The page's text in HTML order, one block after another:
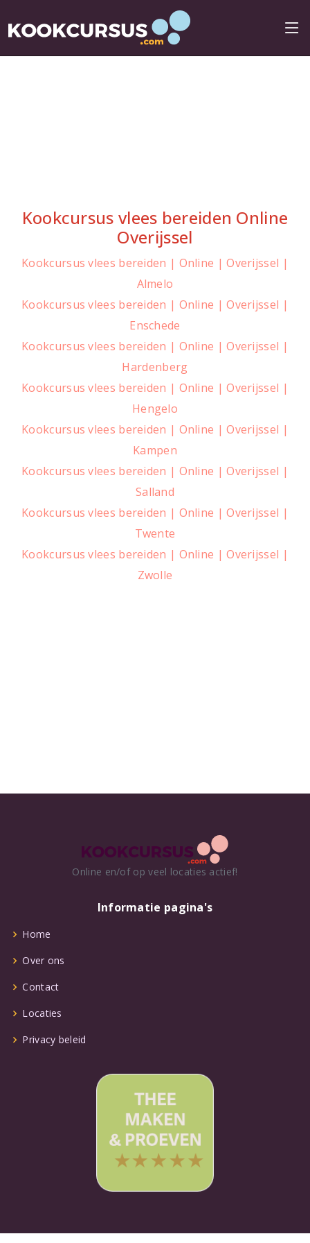
Kookcursus vlees bereiden Online
Overijssel
Kookcursus vlees bereiden | Online | Overijssel |
Almelo
Kookcursus vlees bereiden | Online | Overijssel |
Enschede
Kookcursus vlees bereiden | Online | Overijssel |
Hardenberg
Kookcursus vlees bereiden | Online | Overijssel |
Hengelo
Kookcursus vlees bereiden | Online | Overijssel |
Kampen
Kookcursus vlees bereiden | Online | Overijssel |
Salland
Kookcursus vlees bereiden | Online | Overijssel |
Twente
Kookcursus vlees bereiden | Online | Overijssel |
Zwolle
Online en/of op veel locaties actief!
Informatie pagina's
Home
Over ons
Contact
Locaties
Privacy beleid